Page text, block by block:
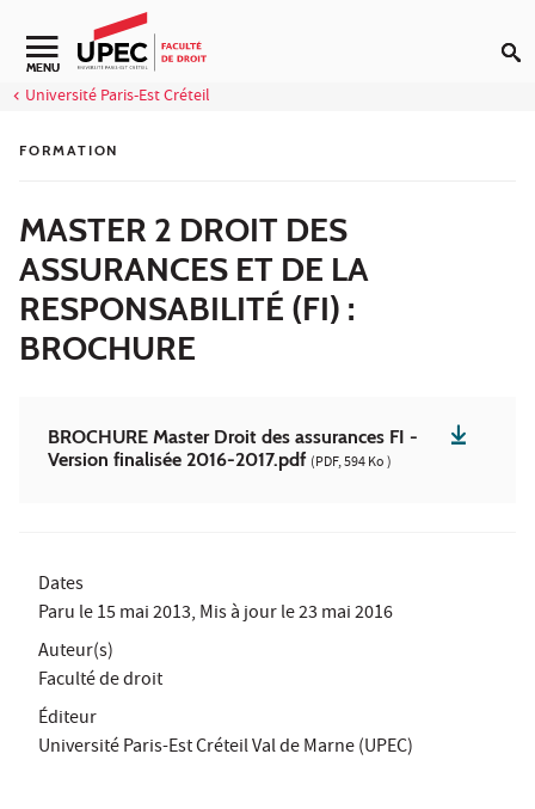
Aller au contenu
Navigation secondaire
MENU
Université Paris-Est Créteil
FORMATION
MASTER 2 DROIT DES
ASSURANCES ET DE LA
RESPONSABILITÉ (FI) :
BROCHURE
BROCHURE Master Droit des assurances FI -
Version finalisée 2016-2017.pdf (PDF, 594 Ko )
Dates
Paru le15 mai 2013, Mis à jour le23 mai 2016
Auteur(s)
Faculté de droit
Éditeur
Université Paris-Est Créteil Val de Marne (UPEC)